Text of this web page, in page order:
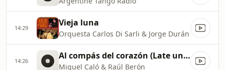
14:29 Vieja luna
Orquesta Carlos Di Sarli & Jorge Durán
14:26 Al compás del corazón (Late un corazón)
Miguel Caló & Raúl Berón